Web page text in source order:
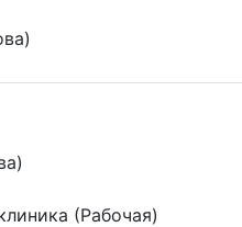
(Рабочая)